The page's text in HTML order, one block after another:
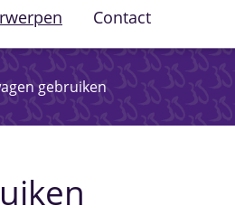
Contact
gebruiken